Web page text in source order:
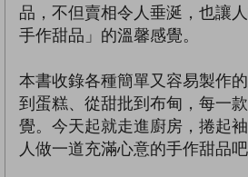
品，不但賣相令人垂涎，也讓
手作甜品」的溫馨感覺。
本書收錄各種簡單又容易製作
到蛋糕、從甜批到布甸，每一
覺。今天起就走進廚房，捲起
人做一道充滿心意的手作甜品吧